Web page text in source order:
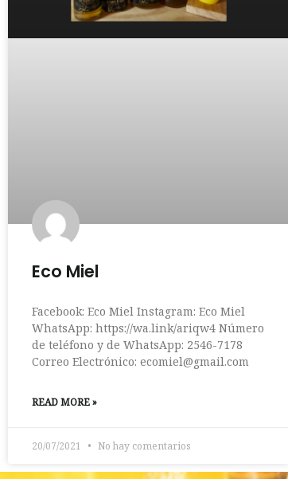
Eco Miel
Facebook: Eco Miel Instagram: Eco Miel
WhatsApp: https://wa.link/ariqw4 Número
de teléfono y de WhatsApp: 2546-7178
Correo Electrónico: ecomiel@gmail.com
READ MORE »
20/07/2021 No hay comentarios